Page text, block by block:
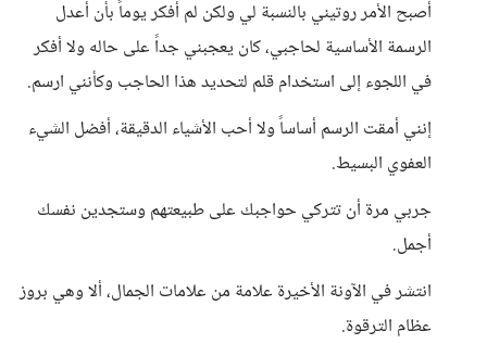
أصبح الأمر روتيني بالنسبة لي ولكن لم أفكر يوماً بأن أعدل
الرسمة الأساسية لحاجبي، كان يعجبني جداً على حاله ولا أفكر
في اللجوء إلى استخدام قلم لتحديد هذا الحاجب وكأنني ارسم.
إنني أمقت الرسم أساساً ولا أحب الأشياء الدقيقة، أفضل الشيء
العفوي البسيط.
جربي مرة أن تتركي حواجبك على طبيعتهم وستجدين نفسك
أجمل.
انتشر في الآونة الأخيرة علامة من علامات الجمال، ألا وهي بروز
عظام الترقوة.